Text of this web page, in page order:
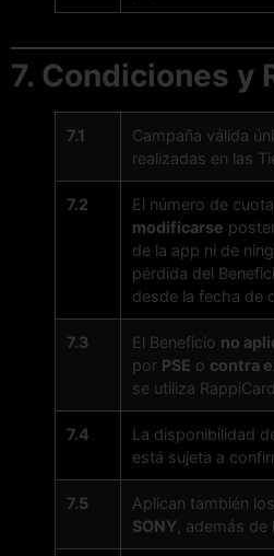
7. Condiciones y
7.1
Campaña válida
realizadas en las
7.2 El número de
modificarse
de la app ni de
pérdida del
desde la fecha de
7.3 El Beneficio no
por PSE o contra
se utiliza RappiCard.
7.4
La disponibilidad
está sujeta a
7.5 Aplican también los
SONY , además